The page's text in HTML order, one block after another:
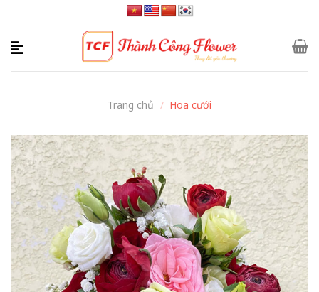
content
Trang chủ / Hoa cưới